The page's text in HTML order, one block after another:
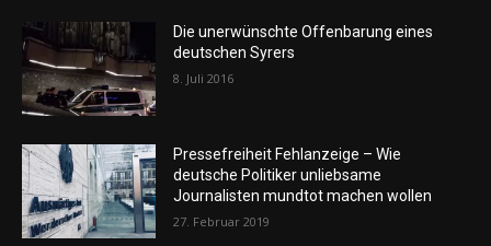
Die unerwünschte Offenbarung eines
deutschen Syrers
8. Juli 2016
Pressefreiheit Fehlanzeige – Wie
deutsche Politiker unliebsame
Journalisten mundtot machen wollen
27. Februar 2019